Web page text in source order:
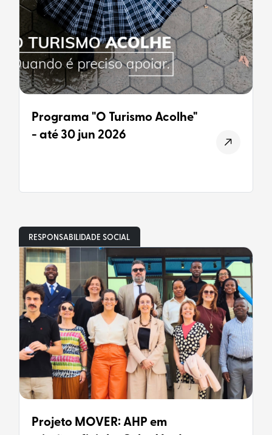
Programa "O Turismo Acolhe"
- até 30 jun 2026
RESPONSABILIDADE SOCIAL
Projeto MOVER: AHP em